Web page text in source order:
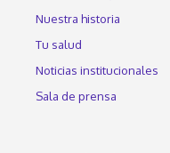
Nuestra historia
Tu salud
Noticias institucionales
Sala de prensa